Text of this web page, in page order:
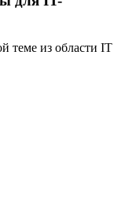
теме из области IT